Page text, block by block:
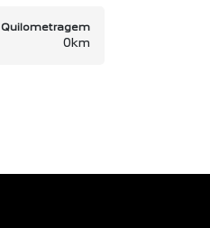
Quilometragem
0km